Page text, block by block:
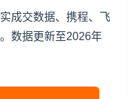
成交数据、携程、飞
数据更新至2026年